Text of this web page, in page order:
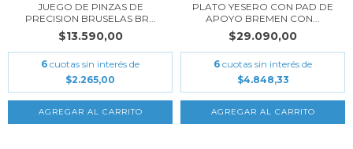
JUEGO DE PINZAS DE
PRECISION BRUSELAS BR...
$13.590,00
6 cuotas sin interés de
$2.265,00
PLATO YESERO CON PAD DE
APOYO BREMEN CON...
$29.090,00
6 cuotas sin interés de
$4.848,33